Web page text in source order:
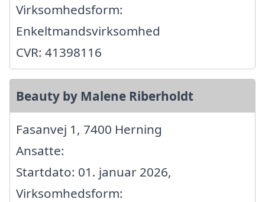
Virksomhedsform:
Enkeltmandsvirksomhed
CVR: 41398116
Beauty by Malene Riberholdt
Fasanvej 1, 7400 Herning
Ansatte:
Startdato: 01. januar 2026,
Virksomhedsform: